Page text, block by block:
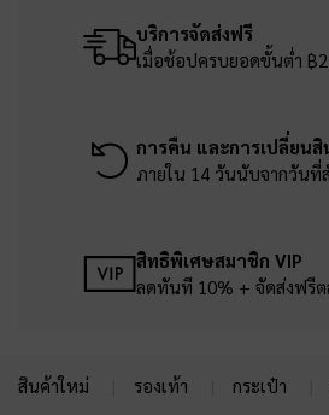
บริการจัดส่งฟรี
เมื่อช้อปครบยอดขั้นต่ำ ฿
การคืน และการเปลี่ยนสิ
ภายใน 14 วันนับจากวันที่
สิทธิพิเศษสมาชิก VIP
ลดทันที 10% + จัดส่งฟรี
สินค้าใหม่ รองเท้า กระเป๋า